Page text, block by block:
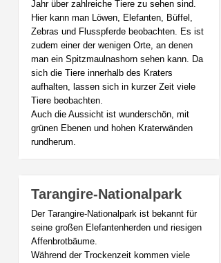
Jahr über zahlreiche Tiere zu sehen sind.
Hier kann man Löwen, Elefanten, Büffel,
Zebras und Flusspferde beobachten. Es ist
zudem einer der wenigen Orte, an denen
man ein Spitzmaulnashorn sehen kann. Da
sich die Tiere innerhalb des Kraters
aufhalten, lassen sich in kurzer Zeit viele
Tiere beobachten.
Auch die Aussicht ist wunderschön, mit
grünen Ebenen und hohen Kraterwänden
rundherum.
Tarangire-Nationalpark
Der Tarangire-Nationalpark ist bekannt für
seine großen Elefantenherden und riesigen
Affenbrotbäume.
Während der Trockenzeit kommen viele